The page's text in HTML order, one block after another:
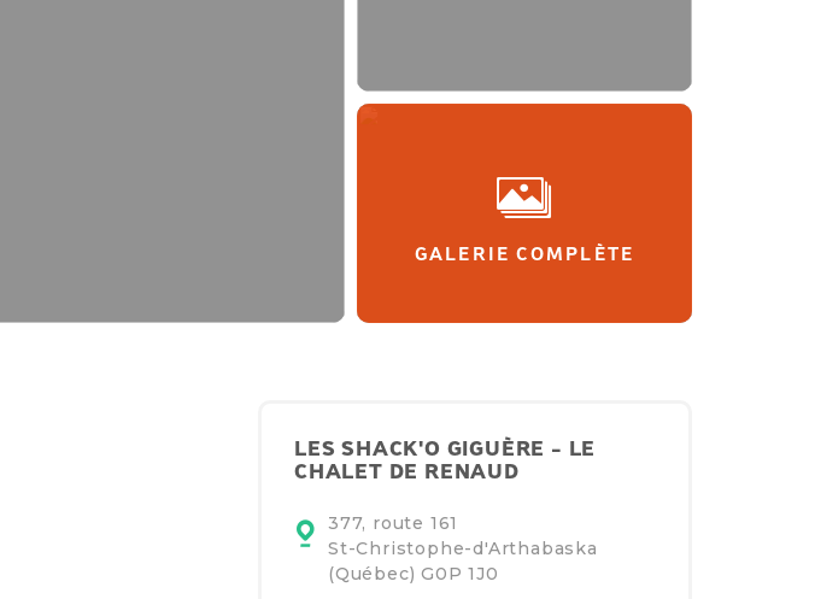
GALERIE COMPLÈTE
LES SHACK'O GIGUÈRE - LE
CHALET DE RENAUD
377, route 161
St-Christophe-d'Arthabaska
(Québec)G0P 1J0